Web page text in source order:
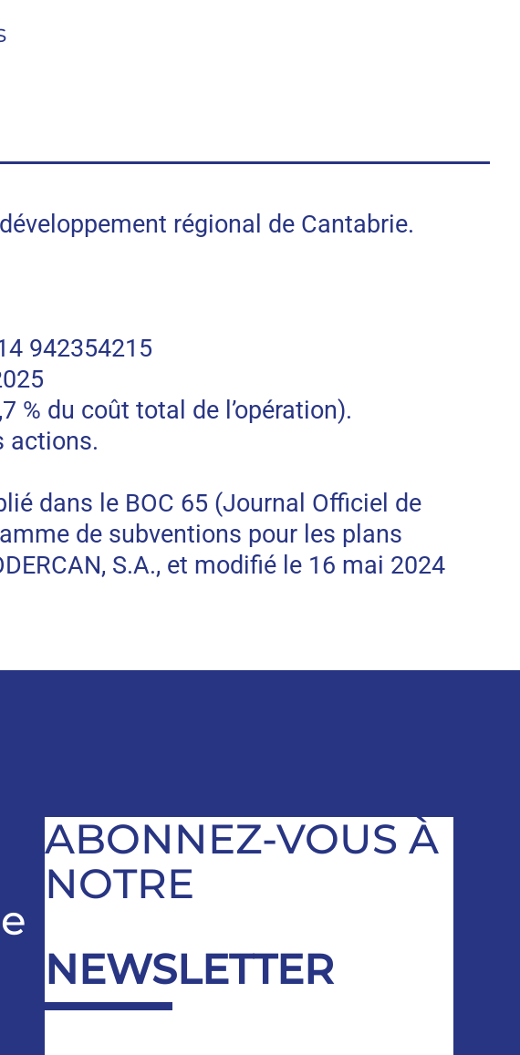
régional de Cantabrie.
942354215
% du coût total de l’opération).
actions.
dans le BOC 65 (Journal Officiel de
de subventions pour les plans
S.A., et modifié le 16 mai 2024
ABONNEZ-VOUS À
NOTRE
NEWSLETTER